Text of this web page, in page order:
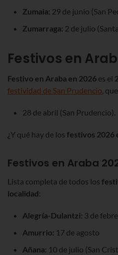
Zumaia: 29 de junio (San
Zumarraga: 2 de julio
Festivos en
Festivo en Araba en 2026 es el
festividad de San Prudencio,
28 de abril (San Prudencio).
¿Y qué hay de los festivos 2026
Festivos en Araba
Lista completa de todos los
localidad:
Alegría-Dulantzi: 3 de
Amurrio: 17 de agosto
Añana: 10 de julio (San